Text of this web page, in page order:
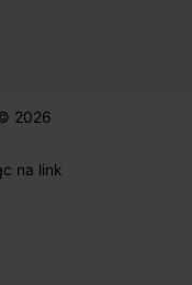
2026
na link